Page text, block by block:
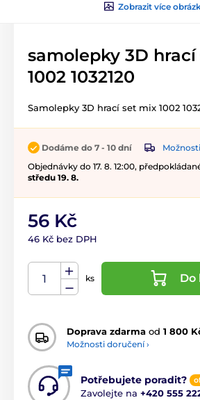
Zobrazit více
samolepky 3D
1002 1032120
Samolepky 3D hrací set mix 1002
Dodáme do 7 - 10 dní
Objednávky do 17. 8. 12:00,
středu 19. 8.
56 Kč
46 Kč bez DPH
ks Do
Doprava zdarma od 1 800
Možnosti doručení ›
Potřebujete poradit?
Zavolejte na +420 555